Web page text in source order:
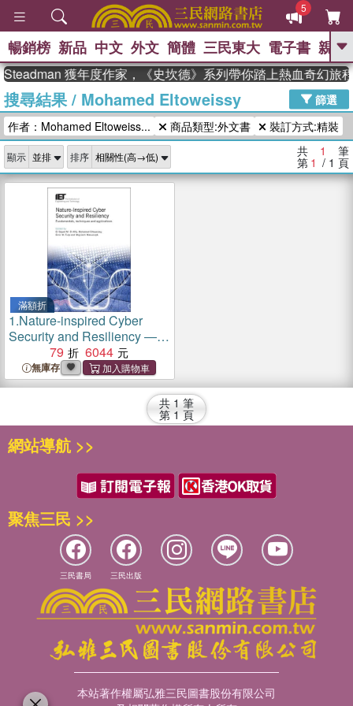
5
GO
熱搜： 東野圭吾 、 The Odyssey 、
父親節 、 如果歷史是一群喵 、 暑期
推薦 、 國際布克獎 臺灣漫遊錄 、 方
念華 、 台灣的李登輝時代 、 數學女
孩：黎曼猜想
偉大的迷走神經
暢銷榜 新品 中文 外文 簡體 三民東大 電子書 親子
獲年度作家，《史坎德》系列帶你踏上熱血奇幻旅程
搜尋結果/ Mohamed Eltoweissy
篩選
作者：Mohamed Eltoweiss...
商品類型:外文書 裝訂方式:精裝
顯示 排序 共 1 筆
第 1 / 1 頁
滿額折
1.Nature-inspired Cyber
Security and Resiliency ―
Fundamentals, Techniques
and Applications
79 6044
無庫存
共 1 筆
第 1 頁
網站導航 >>
聚焦三民 >>
三民書局 三民出版
本站著作權屬弘雅三民圖書股份有限公司